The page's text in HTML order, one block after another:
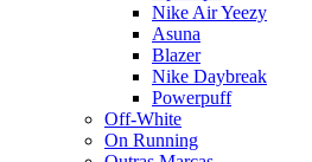
Nike Air Yeezy
Asuna
Blazer
Nike Daybreak
Powerpuff
Off-White
On Running